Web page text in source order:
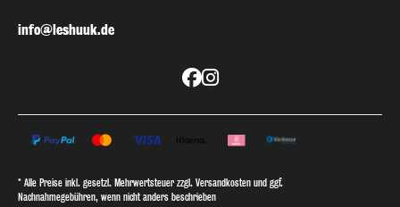
info@leshuuk.de
* Alle Preise inkl. gesetzl. Mehrwertsteuer zzgl. Versandkosten und ggf.
Nachnahmegebühren, wenn nicht anders beschrieben